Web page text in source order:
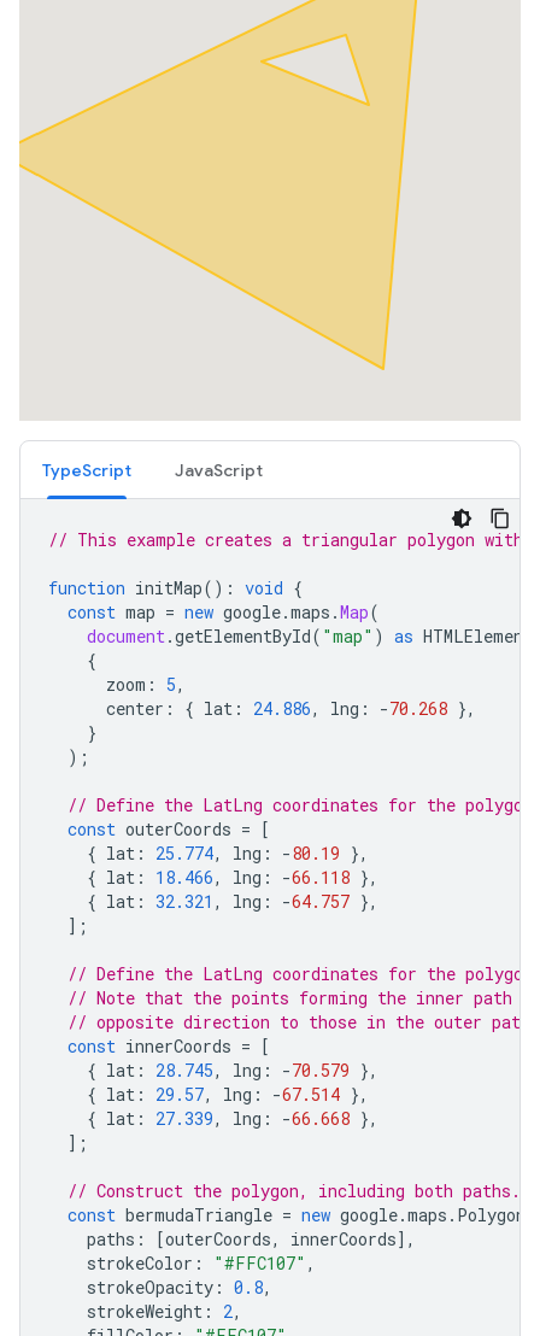
TypeScript JavaScript
// This example creates a triangular polygon
function initMap() : void {
const map = new google.maps .Map(
document.getElementById( "map" ) as HTMLElement
{
zoom : 5,
center : { lat : 24.886, lng : -70.268 },
}
);
// Define the LatLng coordinates for the
const outerCoords =
[
{ lat : 25.774, lng : -80.19 },
{ lat : 18.466, lng : -66.118 },
{ lat : 32.321 , lng : -64.757 },
];
// Define the LatLng coordinates for the
// Note that the points forming the inner path
// opposite direction to those in the outer
const innerCoords =
[
{ lat : 28.745, lng : -70.579 },
{ lat : 29.57, lng : -67.514 },
{ lat : 27.339, lng : -66.668 },
];
// Construct the polygon, including both paths.
const bermudaTriangle = new google.maps . Polygon
paths : [outerCoords, innerCoords],
strokeColor : "#FFC107" ,
strokeOpacity : 0.8,
strokeWeight : 2,